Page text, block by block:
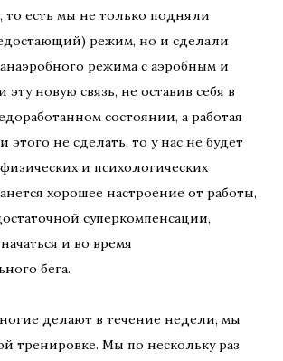
то есть мы не только подняли
режим, но и сделали
режима с аэробным и
эту новую связь, не оставив себя в
состоянии, а работая
этого не сделать, то у нас не будет
и психологических
хорошее настроение от работы,
суперкомпенсации,
и во время
бега.
делают в течение недели, мы
тренировке. Мы по нескольку раз